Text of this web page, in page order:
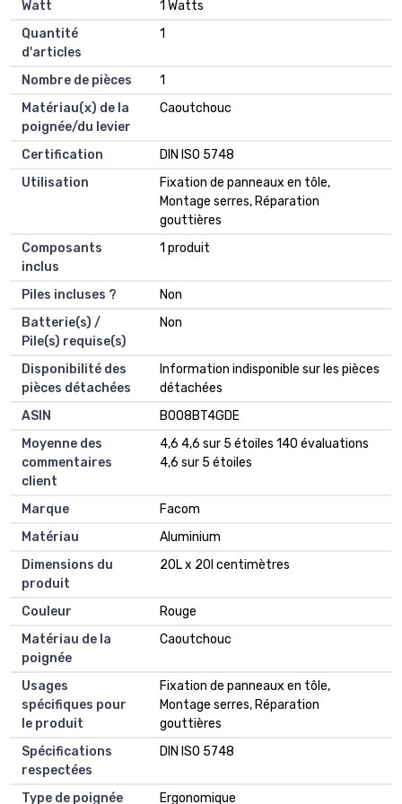
Watt
‎1 Watts
Quantité
d'articles
‎1
Nombre de pièces
‎1
Matériau(x) de la
poignée/du levier
‎Caoutchouc
Certification
‎DIN ISO 5748
Utilisation
‎Fixation de panneaux en tôle,
Montage serres, Réparation
gouttières
Composants
inclus
‎1 produit
Piles incluses ?
‎Non
Batterie(s) /
Pile(s) requise(s)
‎Non
Disponibilité des
pièces détachées
‎Information indisponible sur les pièces
détachées
ASIN
B008BT4GDE
Moyenne des
commentaires
client
4,6 4,6 sur 5 étoiles 140 évaluations
4,6 sur 5 étoiles
Marque
Facom
Matériau
Aluminium
Dimensions du
produit
20L x 20l centimètres
Couleur
Rouge
Matériau de la
poignée
Caoutchouc
Usages
spécifiques pour
le produit
Fixation de panneaux en tôle,
Montage serres, Réparation
gouttières
Spécifications
respectées
DIN ISO 5748
Type de poignée Ergonomique